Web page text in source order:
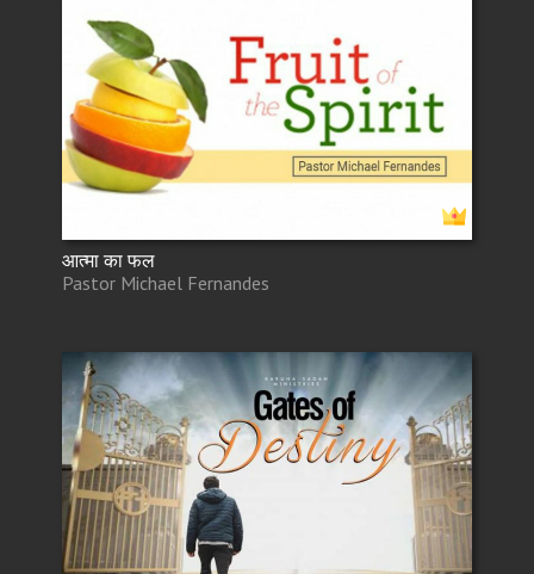
आत्मा का फल
Pastor Michael Fernandes